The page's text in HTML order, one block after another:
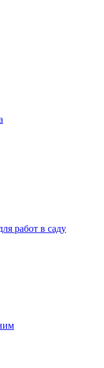
работ в саду